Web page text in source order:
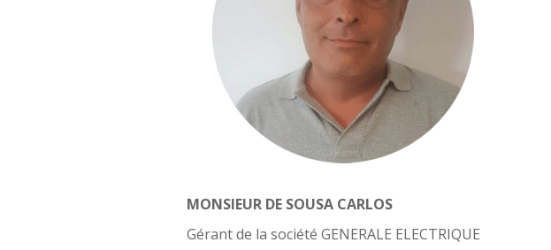
MONSIEUR DE SOUSA CARLOS
Gérant de la société GENERALE ELECTRIQUE